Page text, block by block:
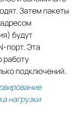
Затем пакеты
будут
порт. Эта
работу
подключений.
нагрузки